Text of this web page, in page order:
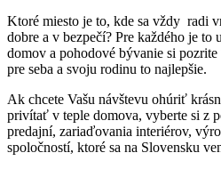
Ktoré miesto je to, kde sa vždy radi
dobre a v bezpečí? Pre každého je to
domov a pohodové bývanie si
pre seba a svoju rodinu to najlepšie.
Ak chcete Vašu návštevu ohúriť
privítať v teple domova, vyberte si z
predajní, zariaďovania interiérov,
spoločností, ktoré sa na Slovensku